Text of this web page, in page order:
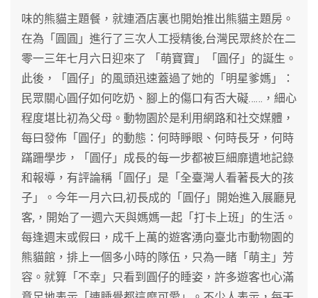
味的熊貓主題餐，就連酒店裏也開始推出熊貓主題房。
在為「圓圓」進行了三次人工授精後,台灣民眾終於在二
零一三年七月六日迎來了 「萌寶寶」「圓仔」的誕生。
此後，「圓仔」的風頭迅速蓋過了她的「明星爹媽」：
民眾關心圓仔如何吃奶、腳上的傷口有否大礙……，細心
程度堪比初為父母。動物園於是利用網路和社交媒體，
每曰發佈「圓仔」的動態：何時睜眼、何時長牙，何時
蹣跚學步，「圓仔」成長的每一步都被巨細靡遺地記錄
和報導，有評論稱「圓仔」是「全臺灣人看著長大的孩
子」。今年一月六曰,初長成的「圓仔」開始進入展廳見
客,，開始了一週六天與媽媽一起「打卡上班」的生活。
每逢週末或假曰，成千上萬的遊客湧向臺北市動物園的
熊貓館，排上一個多小時的隊伍，只為一睹「萌主」芳
容。就算「不幸」只看到圓仔的睡姿，許多遊客也心滿